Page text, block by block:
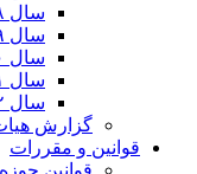
سال ۹۸
سال ۹۹
سال ۱۴۰۰
سال ۱۴۰۱
سال ۱۴۰۲
گزارش
قوانین و مقررات